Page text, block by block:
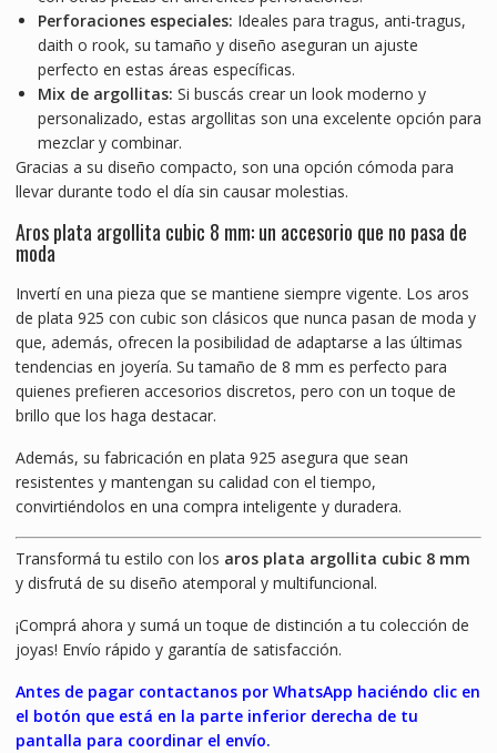
Perforaciones especiales: Ideales para tragus, anti-tragus,
daith o rook, su tamaño y diseño aseguran un ajuste
perfecto en estas áreas específicas.
Mix de argollitas: Si buscás crear un look moderno y
personalizado, estas argollitas son una excelente opción para
mezclar y combinar.
Gracias a su diseño compacto, son una opción cómoda para
llevar durante todo el día sin causar molestias.
Aros plata argollita cubic 8 mm: un accesorio que no pasa de
moda
Invertí en una pieza que se mantiene siempre vigente. Los aros
de plata 925 con cubic son clásicos que nunca pasan de moda y
que, además, ofrecen la posibilidad de adaptarse a las últimas
tendencias en joyería. Su tamaño de 8 mm es perfecto para
quienes prefieren accesorios discretos, pero con un toque de
brillo que los haga destacar.
Además, su fabricación en plata 925 asegura que sean
resistentes y mantengan su calidad con el tiempo,
convirtiéndolos en una compra inteligente y duradera.
Transformá tu estilo con los aros plata argollita cubic 8 mm
y disfrutá de su diseño atemporal y multifuncional.
¡Comprá ahora y sumá un toque de distinción a tu colección de
joyas! Envío rápido y garantía de satisfacción.
Antes de pagar contactanos por WhatsApp haciéndo clic en
el botón que está en la parte inferior derecha de tu
pantalla para coordinar el envío.